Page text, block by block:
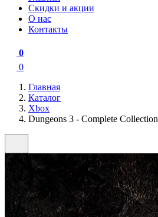
Скидки и акции
О нас
Контакты
0
0
Главная
Каталог
Xbox
Dungeons 3 - Complete Collection